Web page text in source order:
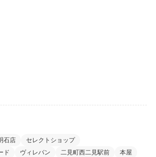
石店
セレクトショップ
ド
ヴィレバン 二見町西二見駅前 本屋